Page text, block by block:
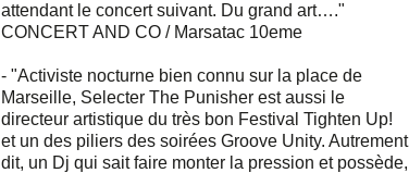
attendant le concert suivant. Du grand art…."
CONCERT AND CO / Marsatac 10eme
- "Activiste nocturne bien connu sur la place de
Marseille, Selecter The Punisher est aussi le
directeur artistique du très bon Festival Tighten Up!
et un des piliers des soirées Groove Unity. Autrement
dit, un Dj qui sait faire monter la pression et possède,